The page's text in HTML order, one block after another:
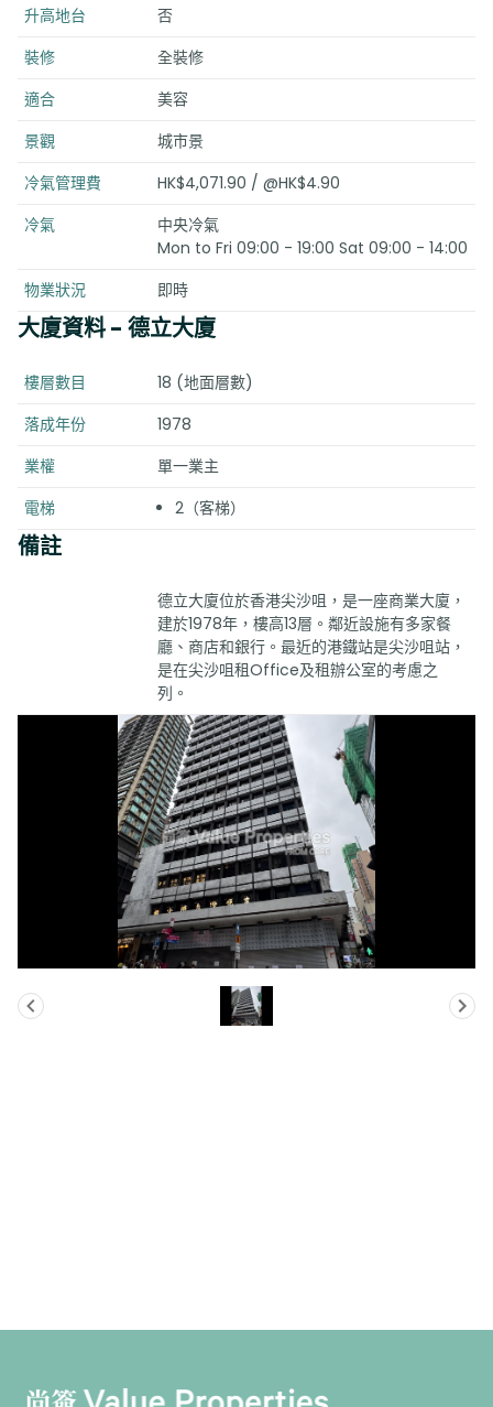
升高地台
否
裝修
全裝修
適合
美容
景觀
城市景
冷氣管理費
HK$4,071.90 / @HK$4.90
冷氣
中央冷氣
Mon to Fri 09:00 - 19:00 Sat 09:00 - 14:00
物業狀況
即時
大廈資料- 德立大廈
樓層數目
18 (地面層數)
落成年份
1978
業權
單一業主
電梯
2（客梯）
備註
德立大廈位於香港尖沙咀，是一座商業大廈，
建於1978年，樓高13層。鄰近設施有多家餐
廳、商店和銀行。最近的港鐵站是尖沙咀站，
是在尖沙咀租Office及租辦公室的考慮之
列。